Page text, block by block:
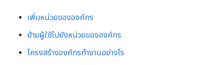
เพิ่มหน่วยขององค์กร
ย้ายผู้ใช้ไปยังหน่วยขององค์กร
โครงสร้างองค์กรทำงานอย่างไร